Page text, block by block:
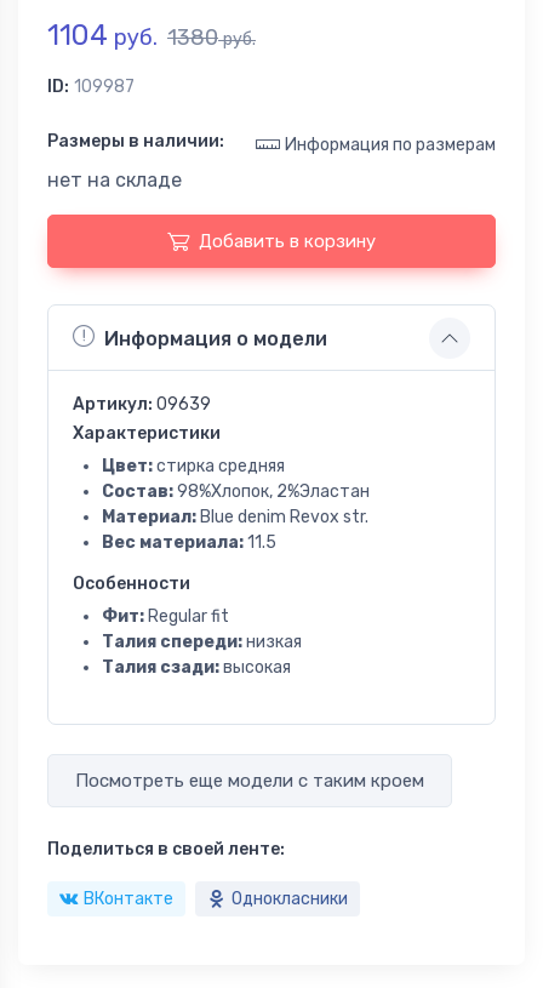
1104 руб. 1380руб.
ID: 109987
Размеры в наличии: Информация по размерам
нет на складе
Добавить в корзину
Информация о модели
Артикул: 09639
Характеристики
Цвет:стирка средняя
Состав:98%Хлопок, 2%Эластан
Материал: Blue denim Revox str.
Вес материала:11.5
Особенности
Фит: Regular fit
Талия спереди:низкая
Талия сзади:высокая
Посмотреть еще модели с таким кроем
Поделиться в своей ленте:
ВКонтакте Однокласники